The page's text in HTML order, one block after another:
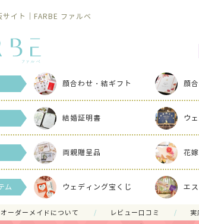
イト｜FARBE ファルベ
顔合わせ・結ギフト 顔
結婚証明書 ウ
両親贈呈品 花
ム ウェディング宝くじ エ
オーダーメイドについて レビュー口コミ 実